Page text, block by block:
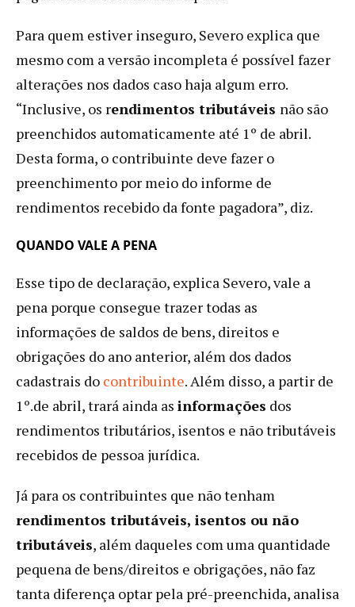
Para quem estiver inseguro, Severo explica que
mesmo com a versão incompleta é possível fazer
alterações nos dados caso haja algum erro.
“Inclusive, os rendimentos tributáveis não são
preenchidos automaticamente até 1º de abril.
Desta forma, o contribuinte deve fazer o
preenchimento por meio do informe de
rendimentos recebido da fonte pagadora”, diz.
QUANDO VALE A PENA
Esse tipo de declaração, explica Severo, vale a
pena porque consegue trazer todas as
informações de saldos de bens, direitos e
obrigações do ano anterior, além dos dados
cadastrais do contribuinte. Além disso, a partir de
1º.de abril, trará ainda as informações dos
rendimentos tributários, isentos e não tributáveis
recebidos de pessoa jurídica.
Já para os contribuintes que não tenham
rendimentos tributáveis, isentos ou não
tributáveis, além daqueles com uma quantidade
pequena de bens/direitos e obrigações, não faz
tanta diferença optar pela pré-preenchida, analisa